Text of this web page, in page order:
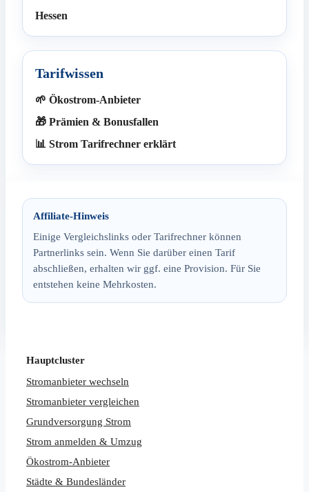
Hessen
Tarifwissen
🌱 Ökostrom-Anbieter
🎁 Prämien & Bonusfallen
📊 Strom Tarifrechner erklärt
Affiliate-Hinweis
Einige Vergleichslinks oder Tarifrechner können
Partnerlinks sein. Wenn Sie darüber einen Tarif
abschließen, erhalten wir ggf. eine Provision. Für Sie
entstehen keine Mehrkosten.
Hauptcluster
Stromanbieter wechseln
Stromanbieter vergleichen
Grundversorgung Strom
Strom anmelden & Umzug
Ökostrom-Anbieter
Städte & Bundesländer